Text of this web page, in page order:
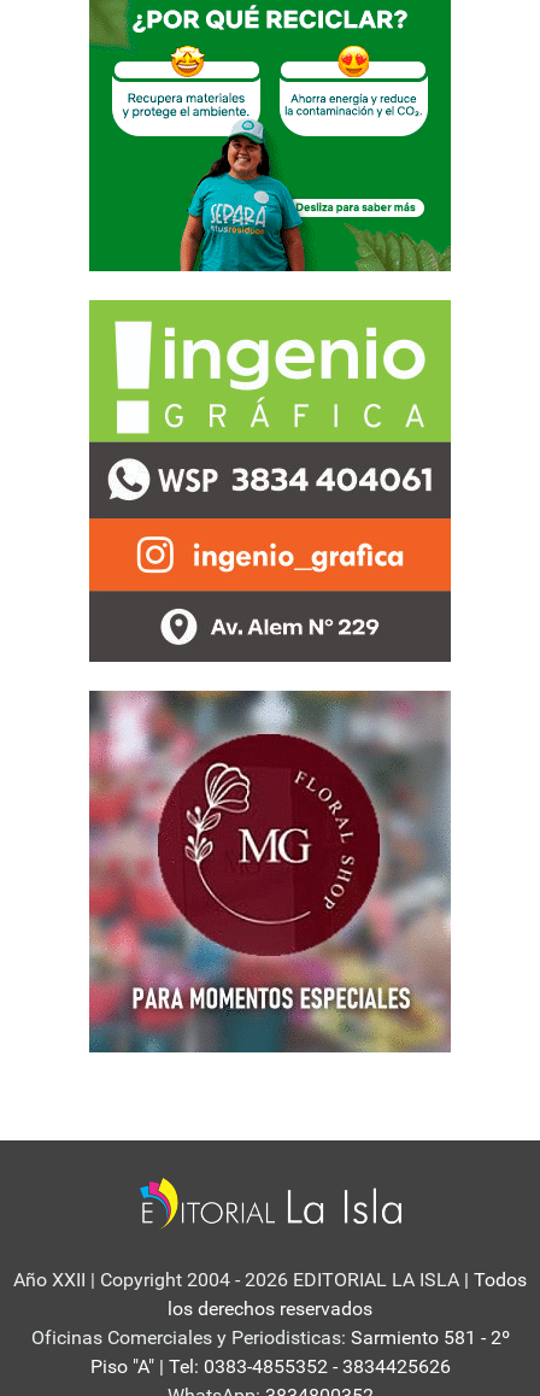
Año XXII | Copyright 2004 - 2026 EDITORIAL LA ISLA | Todos
los derechos reservados
Oficinas Comerciales y Periodisticas: Sarmiento 581 - 2º
Piso "A" | Tel: 0383-4855352 - 3834425626